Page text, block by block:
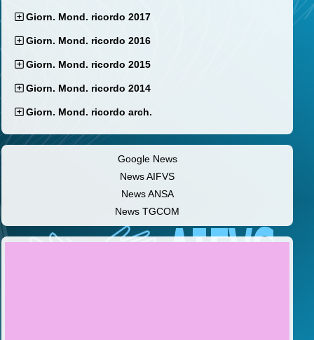
Giorn. Mond. ricordo 2017
Giorn. Mond. ricordo 2016
Giorn. Mond. ricordo 2015
Giorn. Mond. ricordo 2014
Giorn. Mond. ricordo arch.
Google News
News AIFVS
News ANSA
News TGCOM